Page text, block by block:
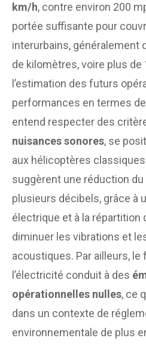
km/h, contre environ 200
portée suffisante pour
interurbains, généralement
de kilomètres, voire plus de
l’estimation des futurs
performances en termes
entend respecter des
nuisances sonores, se
aux hélicoptères
suggèrent une réduction
plusieurs décibels, grâce à
électrique et à la répartition
diminuer les vibrations et
acoustiques. Par ailleurs,
l’électricité conduit à des
opérationnelles nulles, ce
dans un contexte de
environnementale de plus